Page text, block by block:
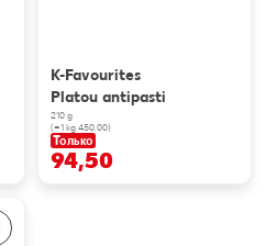
K-Favourites
Platou antipasti
210 g
(=1 kg 450.00)
Только
94,50